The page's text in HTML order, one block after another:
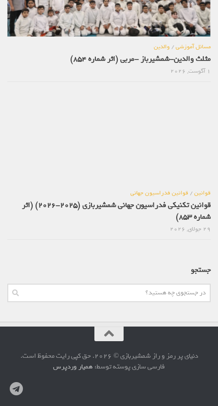
مسائل آموزشی/والدین
مثلث والدین-شمشیرباز -مربی (اثر شماره 854)
قوانین/قوانین فدراسیون جهانی
قوانین تکنیکی فدراسیون جهانی شمشیربازی (2025-2026) (اثر
شماره 853)
جستجو
دنیای پر رمز و راز شمشیربازی © 2026. حق کپی رایت محفوظ است.
فارسی سازی پوسته توسط:همیار وردپرس